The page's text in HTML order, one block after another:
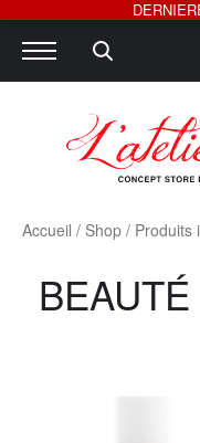
Accueil / Shop / Produits
BEAUTÉ